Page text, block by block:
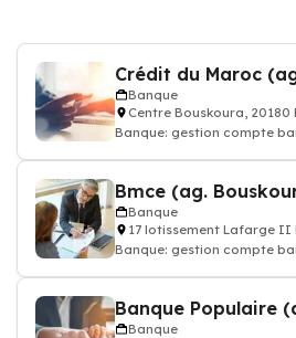
Crédit du Maroc
Banque
Centre Bouskoura, 20180
Banque: gestion compte
Bmce (ag.
Banque
17 lotissement Lafarge II
Banque: gestion compte
Banque Populaire
Banque